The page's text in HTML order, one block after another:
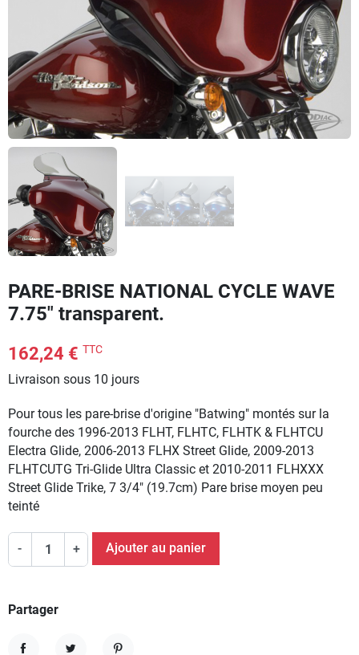
PARE-BRISE NATIONAL CYCLE WAVE
7.75" transparent.
162,24 € TTC
Livraison sous 10 jours
Pour tous les pare-brise d'origine "Batwing" montés sur la
fourche des 1996-2013 FLHT, FLHTC, FLHTK & FLHTCU
Electra Glide, 2006-2013 FLHX Street Glide, 2009-2013
FLHTCUTG Tri-Glide Ultra Classic et 2010-2011 FLHXXX
Street Glide Trike, 7 3/4" (19.7cm) Pare brise moyen peu
teinté
- + Ajouter au panier
Partager